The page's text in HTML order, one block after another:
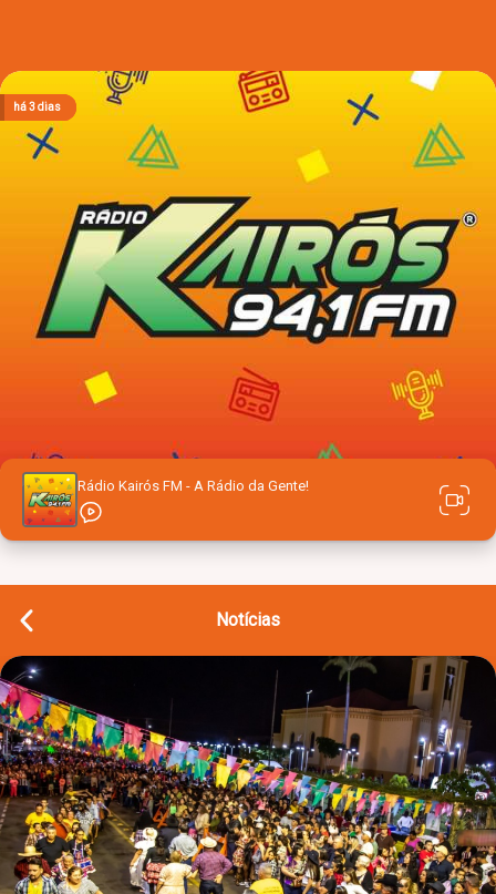
Rádio Kairós FM - A Rádio da Gente!
Notícias
há 3 horas
há 3 horas
há 3 horas
há 3 dias
há 3 dias